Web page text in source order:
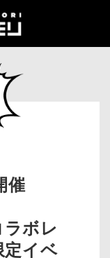
催
ラボレ
定イベ